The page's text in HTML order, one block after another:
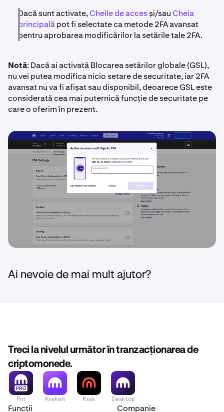
Dacă sunt activate,Cheile de accesși/sau Cheia
principalăpot fi selectate ca metode 2FA avansat
pentru aprobarea modificărilor la setările tale 2FA.
Notă: Dacă ai activată Blocarea setărilor globale (GSL),
nu vei putea modifica nicio setare de securitate, iar 2FA
avansat nu va fi afișat sau disponibil, deoarece GSL este
considerată cea mai puternică funcție de securitate pe
care o oferim în prezent.
Ai nevoie de mai mult ajutor?
Treci la nivelul următor în tranzacționarea de
criptomonede.
Pro Kraken Krak Desktop
Funcții Companie